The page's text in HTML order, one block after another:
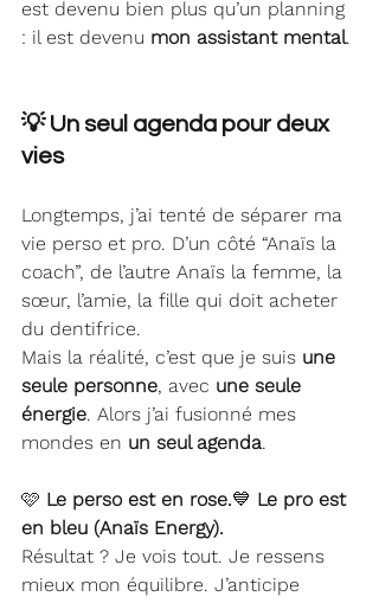
est devenu bien plus qu’un planning
: il est devenu mon assistant mental.
💡 Un seul agenda pour deux
vies
Longtemps, j’ai tenté de séparer ma
vie perso et pro. D’un côté “Anaïs la
coach”, de l’autre Anaïs la femme, la
sœur, l’amie, la fille qui doit acheter
du dentifrice.
Mais la réalité, c’est que je suis une
seule personne, avec une seule
énergie. Alors j’ai fusionné mes
mondes en un seul agenda.
🩷 Le perso est en rose.💙 Le pro est
en bleu (Anaïs Energy).
Résultat ? Je vois tout. Je ressens
mieux mon équilibre. J’anticipe